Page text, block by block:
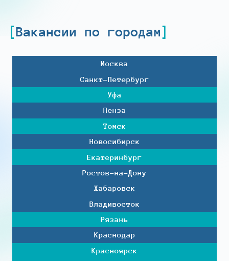
Вакансии по городам
Москва
Санкт-Петербург
Уфа
Пенза
Томск
Новосибирск
Екатеринбург
Ростов-на-Дону
Хабаровск
Владивосток
Рязань
Краснодар
Красноярск